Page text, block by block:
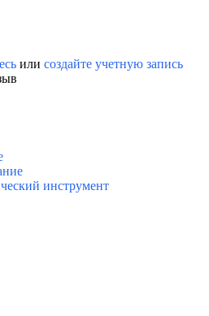
или создайте учетную запись
инструмент